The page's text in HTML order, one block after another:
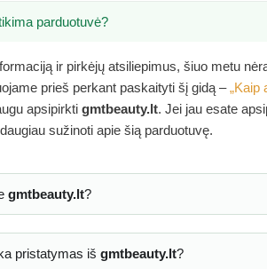
parduotuvė?
ir pirkėjų atsiliepimus, šiuo metu
prieš perkant paskaityti šį gidą –„Kaip
apsipirkti gmtbeauty.lt. Jei jau esate
sužinoti apie šią parduotuvę.
gmtbeauty.lt?
pristatymas iš gmtbeauty.lt?